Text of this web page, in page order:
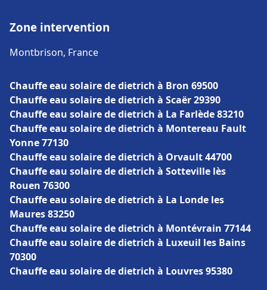
Zone intervention
Montbrison, France
Chauffe eau solaire de dietrich à Bron 69500
Chauffe eau solaire de dietrich à Scaër 29390
Chauffe eau solaire de dietrich à La Farlède 83210
Chauffe eau solaire de dietrich à Montereau Fault
Yonne 77130
Chauffe eau solaire de dietrich à Orvault 44700
Chauffe eau solaire de dietrich à Sotteville lès
Rouen 76300
Chauffe eau solaire de dietrich à La Londe les
Maures 83250
Chauffe eau solaire de dietrich à Montévrain 77144
Chauffe eau solaire de dietrich à Luxeuil les Bains
70300
Chauffe eau solaire de dietrich à Louvres 95380